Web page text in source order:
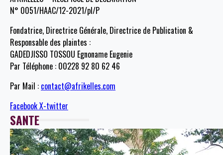
N° 0051/HAAC/12-2021/pl/P
Fondatrice, Directrice Générale, Directrice de Publication &
Responsable des plaintes :
GADEDJISSO TOSSOU Egnoname Eugenie
Par Téléphone : 00228 92 80 62 46
Par Mail : contact@afrikelles.com
FacebookX-twitter
SANTE